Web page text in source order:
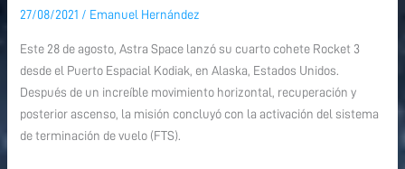
27/08/2021 / Emanuel Hernández
Este 28 de agosto, Astra Space lanzó su cuarto cohete Rocket 3
desde el Puerto Espacial Kodiak, en Alaska, Estados Unidos.
Después de un increíble movimiento horizontal, recuperación y
posterior ascenso, la misión concluyó con la activación del sistema
de terminación de vuelo (FTS).
Rocket
3
|
STP-
27AD1
Rocket
3
|
STP-
27AD1